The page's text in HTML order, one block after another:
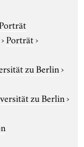
Porträt›
zu Berlin›
zu Berlin›